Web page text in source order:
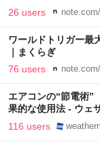
26 users
ワールドトリガー最
｜まくらぎ
76 users
エアコンの“節電術
果的な使用法 - ウェ
116 users